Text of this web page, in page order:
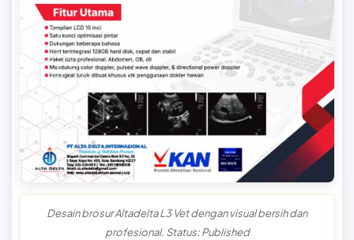
Desain brosur Altadelta L3 Vet dengan visual bersih dan
profesional. Status: Published